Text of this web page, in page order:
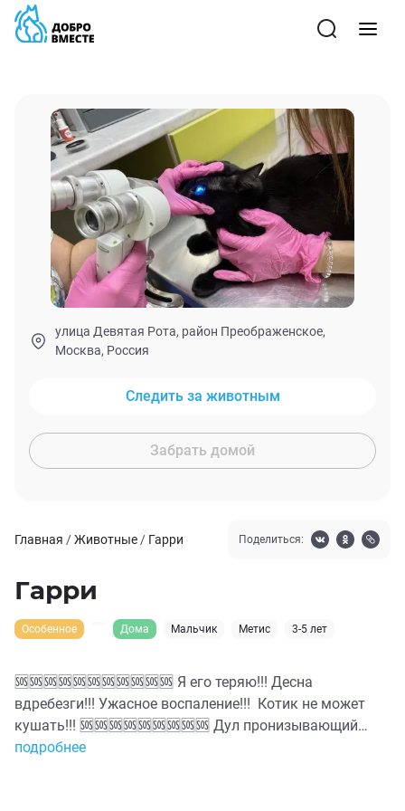
улица Девятая Рота, район Преображенское,
Москва, Россия
Следить за животным
Забрать домой
Главная /Животные / Гарри Поделиться:
Гарри
Особенное Дома Мальчик Метис 3-5 лет
🆘🆘🆘🆘🆘🆘🆘🆘🆘🆘🆘 Я его теряю!!! Десна
вдребезги!!! Ужасное воспаление!!! Котик не может
кушать!!! 🆘🆘🆘🆘🆘🆘🆘🆘🆘 Дул пронизывающий
северный ветер, колкий ноябрьский мокрый снег бил
подробнее